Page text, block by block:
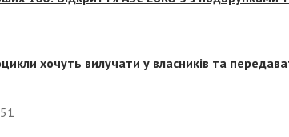
хочуть вилучати у власників та